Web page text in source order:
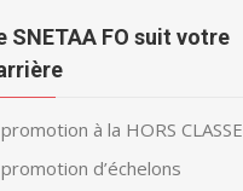
SNETAA FO suit votre
promotion à la HORS CLASSE
promotion d’échelons